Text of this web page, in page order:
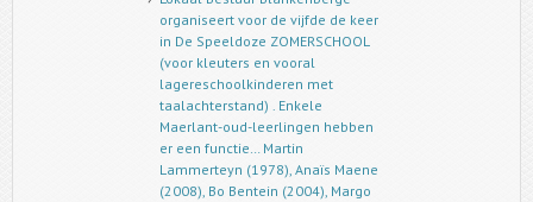
organiseert voor de vijfde de keer
in De Speeldoze ZOMERSCHOOL
(voor kleuters en vooral
lagereschoolkinderen met
taalachterstand) . Enkele
Maerlant-oud-leerlingen hebben
er een functie… Martin
Lammerteyn (1978), Anaïs Maene
(2008), Bo Bentein (2004), Margo